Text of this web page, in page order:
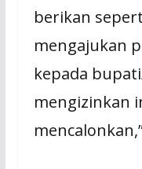
berikan
mengajukan
kepada
mengizinkan